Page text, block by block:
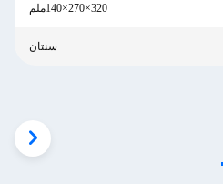
320×270×140ملم
سنتان